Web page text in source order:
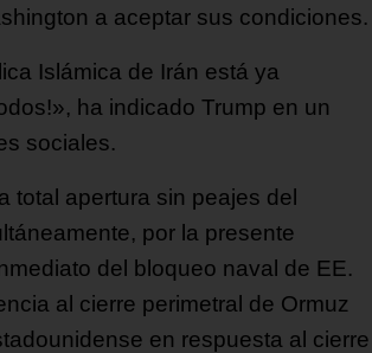
a aceptar sus condiciones.
Islámica de Irán está ya
ha indicado Trump en un
sociales.
total apertura sin peajes del
por la presente
del bloqueo naval de EE.
al cierre perimetral de Ormuz
en respuesta al cierre